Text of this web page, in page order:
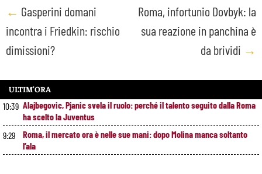
Post
navigation
← Gasperini domani
incontra i Friedkin: rischio
dimissioni?
Roma, infortunio Dovbyk: la
sua reazione in panchina è
da brividi →
ULTIM’ORA
10:39 Alajbegovic, Pjanic svela il ruolo: perché il talento seguito dalla Roma
ha scelto la Juventus
9:29
Roma, il mercato ora è nelle sue mani: dopo Molina manca soltanto
l’ala